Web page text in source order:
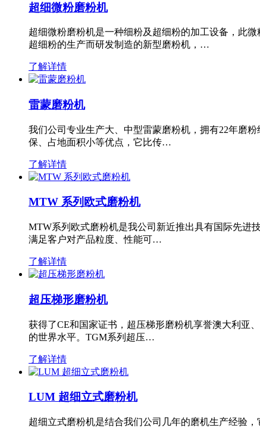
超细微粉磨粉机
超细微粉磨粉机是一种细粉及超细粉的加工设备，此
超细粉的生产而研发制造的新型磨粉机，…
了解详情
雷蒙磨粉机
我们公司专业生产大、中型雷蒙磨粉机，拥有22年磨
保、占地面积小等优点，它比传…
了解详情
MTW 系列欧式磨粉机
MTW系列欧式磨粉机是我公司新近推出具有国际先进
满足客户对产品粒度、性能可…
了解详情
超压梯形磨粉机
获得了CE和国家证书，超压梯形磨粉机享誉澳大利亚
的世界水平。TGM系列超压…
了解详情
LUM 超细立式磨粉机
超细立式磨粉机是结合我们公司几年的磨机生产经验